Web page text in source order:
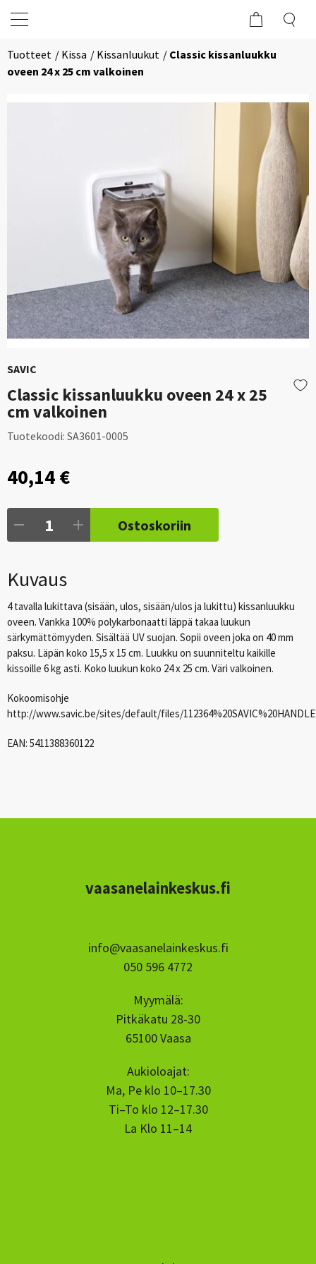
Tuotteet Kissa Kissanluukut
Classic kissanluukku
oveen 24 x 25 cm valkoinen
SAVIC
Classic kissanluukku oveen 24 x 25
cm valkoinen
Tuotekoodi: SA3601-0005
40,14 €
Ostoskoriin
Kuvaus
4 tavalla lukittava (sisään, ulos, sisään/ulos ja lukittu) kissanluukku
oveen. Vankka 100% polykarbonaatti läppä takaa luukun
särkymättömyyden. Sisältää UV suojan. Sopii oveen joka on 40 mm
paksu. Läpän koko 15,5 x 15 cm. Luukku on suunniteltu kaikille
kissoille 6 kg asti. Koko luukun koko 24 x 25 cm. Väri valkoinen.
Kokoomisohje
http://www.savic.be/sites/default/files/
EAN: 5411388360122
vaasanelainkeskus.fi
info@vaasanelainkeskus.fi
050 596 4772
Myymälä:
Pitkäkatu 28-30
65100 Vaasa
Aukioloajat:
Ma, Pe klo 10–17.30
Ti–To klo 12–17.30
La Klo 11–14